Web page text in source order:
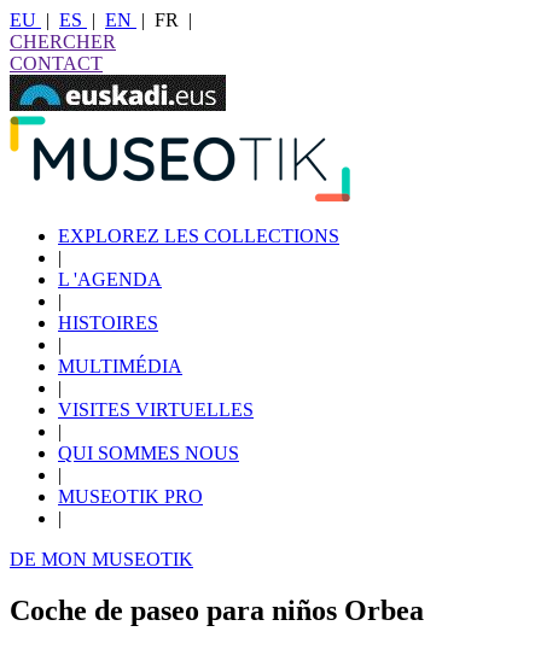
EU | ES | EN | FR
|
CHERCHER
CONTACT
EXPLOREZ LES COLLECTIONS
|
L 'AGENDA
|
HISTOIRES
|
MULTIMÉDIA
|
VISITES VIRTUELLES
|
QUI SOMMES NOUS
|
MUSEOTIK PRO
|
DE MON MUSEOTIK
Coche de paseo para niños Orbea